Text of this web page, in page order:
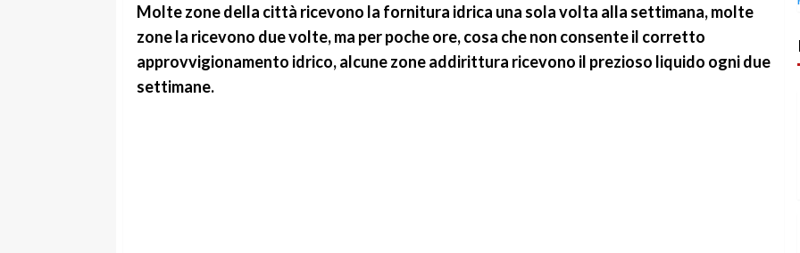
Molte zone della città ricevono la fornitura idrica una sola volta alla settimana, molte
zone la ricevono due volte, ma per poche ore, cosa che non consente il corretto
approvvigionamento idrico, alcune zone addirittura ricevono il prezioso liquido ogni due
settimane.